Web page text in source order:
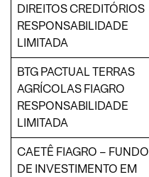
DIREITOS CREDITÓRIOS
RESPONSABILIDADE
LIMITADA
BTG PACTUAL TERRAS
AGRÍCOLAS FIAGRO
RESPONSABILIDADE
LIMITADA
CAETÊ FIAGRO – FUNDO
DE INVESTIMENTO EM